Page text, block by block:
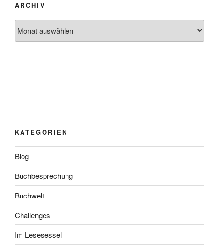
ARCHIV
KATEGORIEN
Blog
Buchbesprechung
Buchwelt
Challenges
Im Lesesessel